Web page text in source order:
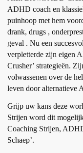
ADHD coach en
puinhoop met hem
drank, drugs ,
geval . Nu een
verpletterde zijn eigen
Crusher’ strategieën.
volwassenen over de
leven door alternatieve
Grijp uw kans deze
Strijen word dit
Coaching Strijen,
Schaep’.